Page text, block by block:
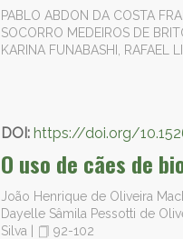
PABLO ABDON DA COSTA
SOCORRO MEDEIROS DE
KARINA FUNABASHI, RAFAEL
DOI: https://doi.org/
O uso de cães de
João Henrique de Oliveira
Dayelle Sâmila Pessotti de
Silva
92-102